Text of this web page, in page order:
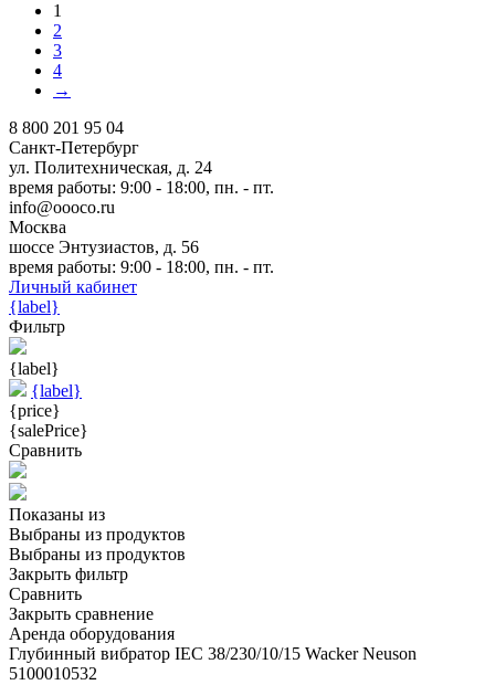
1
2
3
4
→
8 800 201 95 04
Санкт-Петербург
ул. Политехническая, д. 24
время работы: 9:00 - 18:00, пн. - пт.
info@oooco.ru
Москва
шоссе Энтузиастов, д. 56
время работы: 9:00 - 18:00, пн. - пт.
Личный кабинет
{label}
Фильтр
{label}
{label}
{price}
{salePrice}
Сравнить
Показаны из
Выбраны из продуктов
Выбраны из продуктов
Закрыть фильтр
Сравнить
Закрыть сравнение
Аренда оборудования
Глубинный вибратор IEC 38/230/10/15 Wacker Neuson
5100010532